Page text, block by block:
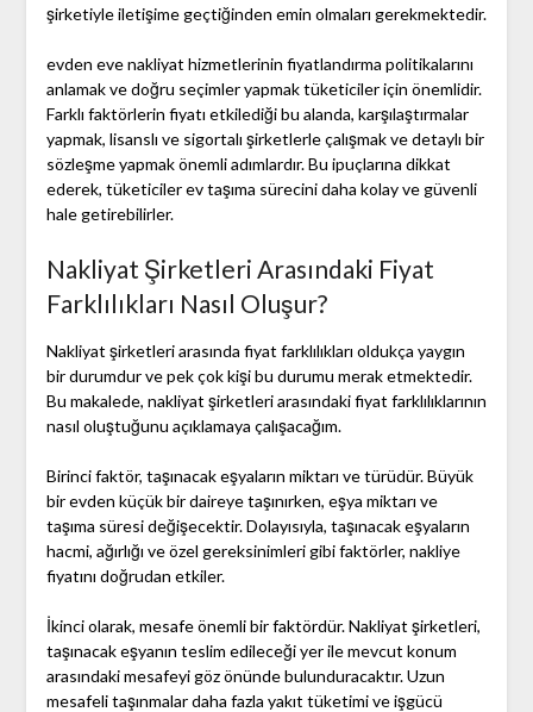
şirketiyle iletişime geçtiğinden emin olmaları gerekmektedir.
evden eve nakliyat hizmetlerinin fiyatlandırma politikalarını
anlamak ve doğru seçimler yapmak tüketiciler için önemlidir.
Farklı faktörlerin fiyatı etkilediği bu alanda, karşılaştırmalar
yapmak, lisanslı ve sigortalı şirketlerle çalışmak ve detaylı bir
sözleşme yapmak önemli adımlardır. Bu ipuçlarına dikkat
ederek, tüketiciler ev taşıma sürecini daha kolay ve güvenli
hale getirebilirler.
Nakliyat Şirketleri Arasındaki Fiyat
Farklılıkları Nasıl Oluşur?
Nakliyat şirketleri arasında fiyat farklılıkları oldukça yaygın
bir durumdur ve pek çok kişi bu durumu merak etmektedir.
Bu makalede, nakliyat şirketleri arasındaki fiyat farklılıklarının
nasıl oluştuğunu açıklamaya çalışacağım.
Birinci faktör, taşınacak eşyaların miktarı ve türüdür. Büyük
bir evden küçük bir daireye taşınırken, eşya miktarı ve
taşıma süresi değişecektir. Dolayısıyla, taşınacak eşyaların
hacmi, ağırlığı ve özel gereksinimleri gibi faktörler, nakliye
fiyatını doğrudan etkiler.
İkinci olarak, mesafe önemli bir faktördür. Nakliyat şirketleri,
taşınacak eşyanın teslim edileceği yer ile mevcut konum
arasındaki mesafeyi göz önünde bulunduracaktır. Uzun
mesafeli taşınmalar daha fazla yakıt tüketimi ve işgücü